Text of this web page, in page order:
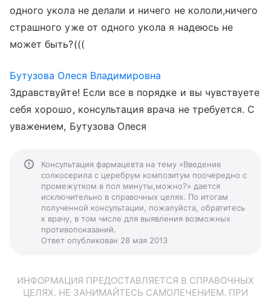
одного укола не делали и ничего не кололи,ничего
страшного уже от одного укола я надеюсь не
может быть?(((
Бутузова Олеся Владимировна
Здравствуйте! Если все в порядке и вы чувствуете
себя хорошо, консультация врача не требуется. С
уважением, Бутузова Олеся
Консультация фармацевта на тему «Введение
солкосерила с церебрум композитум поочередно с
промежутком в пол минуты,можно?» дается
исключительно в справочных целях. По итогам
полученной консультации, пожалуйста, обратитесь
к врачу, в том числе для выявления возможных
противопоказаний.
Ответ опубликован 28 мая 2013
ИНФОРМАЦИЯ ПРЕДОСТАВЛЯЕТСЯ В СПРАВОЧНЫХ
ЦЕЛЯХ. НЕ ЗАНИМАЙТЕСЬ САМОЛЕЧЕНИЕМ. ПРИ